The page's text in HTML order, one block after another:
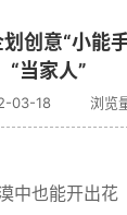
创意“小能
“当家人”
03-18 浏览
中也能开出花